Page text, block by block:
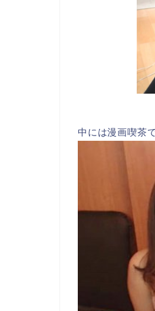
中には漫画喫茶